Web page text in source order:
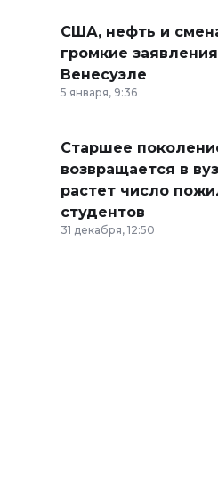
США, нефть и
громкие
Венесуэле
5 января, 9:36
Старшее
возвращается в
растет число
студентов
31 декабря, 12:50